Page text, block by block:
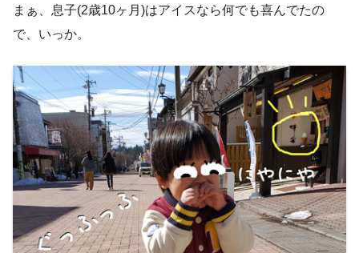
まぁ、息子(2歳10ヶ月)はアイスなら何でも喜んでたの
で、いっか。